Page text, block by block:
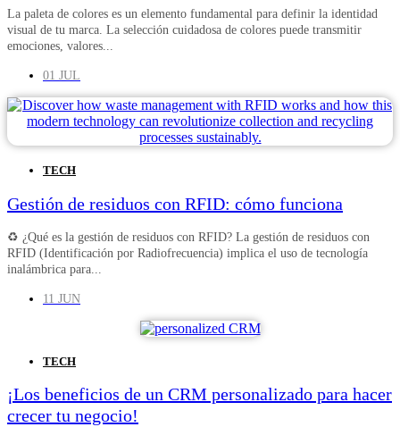
La paleta de colores es un elemento fundamental para definir la identidad
visual de tu marca. La selección cuidadosa de colores puede transmitir
emociones, valores...
01 JUL
TECH
Gestión de residuos con RFID: cómo funciona
♻️ ¿Qué es la gestión de residuos con RFID? La gestión de residuos con
RFID (Identificación por Radiofrecuencia) implica el uso de tecnología
inalámbrica para...
11 JUN
TECH
¡Los beneficios de un CRM personalizado para hacer
crecer tu negocio!